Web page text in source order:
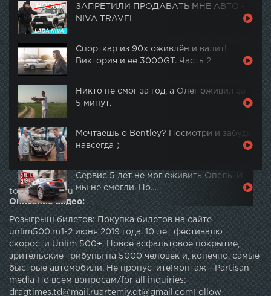
ЗАПРЕТИЛИ ПРОДАВАТЬ МНЕ АВТО -
NIVA TRAVEL
Спорткар из 90х оживлён и валит!
Виктория и ее 3000GT. Часть 2
Никто не смог за год, а Олег оживил за
5 минут.
Мечтаешь о Bentley? Посмотри и забудь
навсегда )
Сервис 5 лет не мог оживить Опель. И
мы не смогли. Но…
topautotube.ru
Описание видео:
Розыгрыш билетов: Покупка билетов на сайте
unlim500.ru1-2 июня 2019 года. 10 лет фестивалю
скорости Unlim 500+. Новое асфальтовое покрытие,
зрительские трибуны на 5000 человек и, конечно, самые
быстрые автомобили. Не пропустите!монтаж - Partisan
media По всем вопросам/for all inquiries:
dragtimes.td@mail.ruartemiy.dt@gmail.comFollow